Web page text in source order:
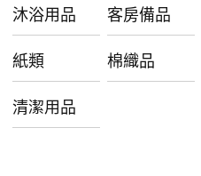
沐浴用品 客房備品
紙類 棉織品
清潔用品